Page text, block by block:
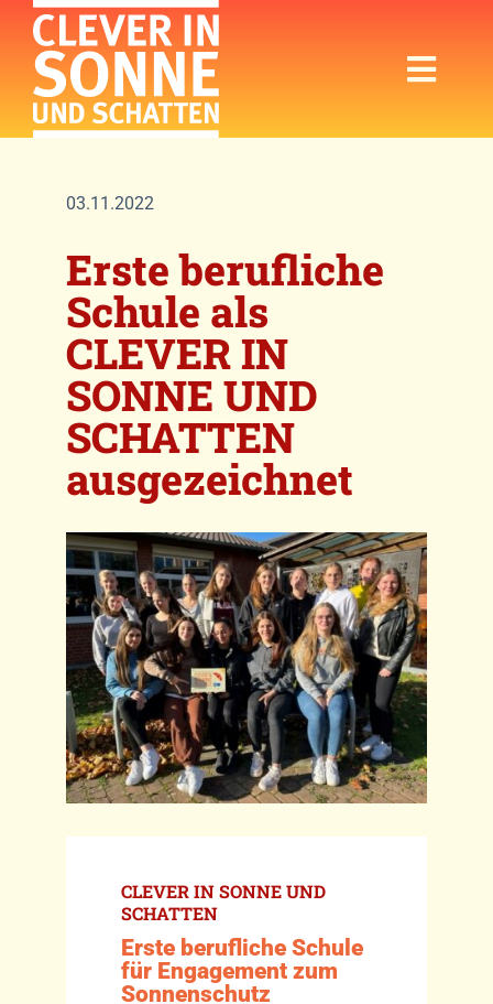
Zum
Inhalt
springen
Programm
Für Multiplikator:innen
03.11.2022
Erste berufliche
Schule als
CLEVER IN
SONNE UND
SCHATTEN
ausgezeichnet
CLEVER IN SONNE UND
SCHATTEN
Erste berufliche Schule
für Engagement zum
Sonnenschutz